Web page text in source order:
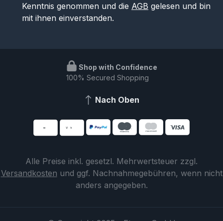
Kenntnis genommen und die AGB gelesen und bin
mit ihnen einverstanden.
Shop with Confidence
100% Secured Shopping
Nach Oben
Alle Preise inkl. gesetzl. Mehrwertsteuer zzgl.
Versandkosten und ggf. Nachnahmegebühren, wenn nicht
anders angegeben.